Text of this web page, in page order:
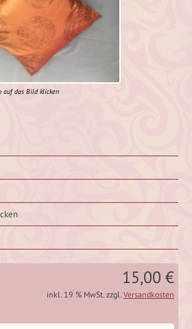
auf das Bild klicken
15,00 €
inkl. 19 % MwSt. zzgl. Versandkosten